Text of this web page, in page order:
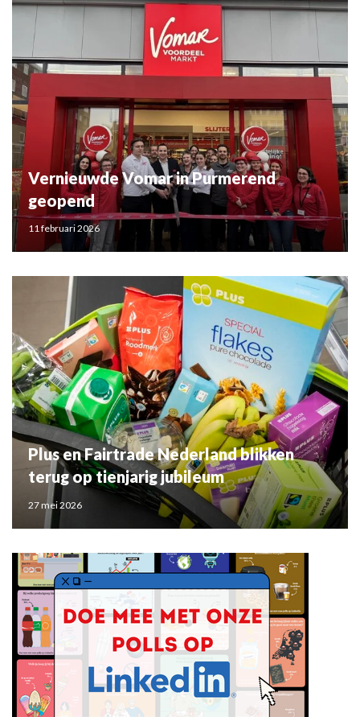
Vernieuwde Vomar in Purmerend
geopend
11 februari 2026
Plus en Fairtrade Nederland blikken
terug op tienjarig jubileum
27 mei 2026